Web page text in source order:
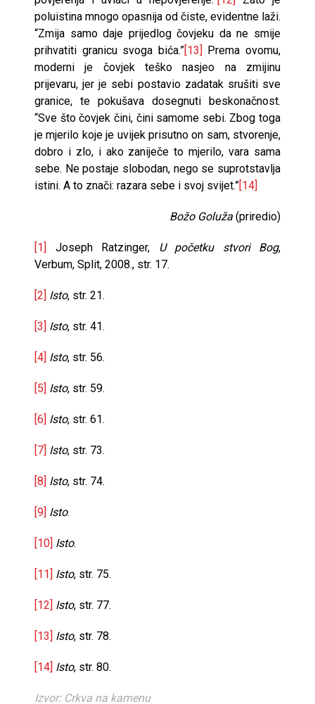
poluistina mnogo opasnija od čiste, evidentne laži.
“Zmija samo daje prijedlog čovjeku da ne smije
prihvatiti granicu svoga bića.”[13] Prema ovomu,
moderni je čovjek teško nasjeo na zmijinu
prijevaru, jer je sebi postavio zadatak srušiti sve
granice, te pokušava dosegnuti beskonačnost.
“Sve što čovjek čini, čini samome sebi. Zbog toga
je mjerilo koje je uvijek prisutno on sam, stvorenje,
dobro i zlo, i ako zaniječe to mjerilo, vara sama
sebe. Ne postaje slobodan, nego se suprotstavlja
istini. A to znači: razara sebe i svoj svijet.”[14]
Božo Goluža (priredio)
[1] Joseph Ratzinger, U početku stvori Bog,
Verbum, Split, 2008., str. 17.
[2] Isto, str. 21.
[3] Isto, str. 41.
[4] Isto, str. 56.
[5] Isto, str. 59.
[6] Isto, str. 61.
[7] Isto, str. 73.
[8] Isto, str. 74.
[9] Isto.
[10] Isto.
[11] Isto, str. 75.
[12] Isto, str. 77.
[13] Isto, str. 78.
[14] Isto, str. 80.
Izvor: Crkva na kamenu